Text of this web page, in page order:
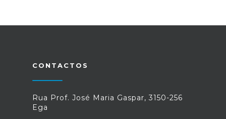
CONTACTOS
Rua Prof. José Maria Gaspar, 3150-256
Ega